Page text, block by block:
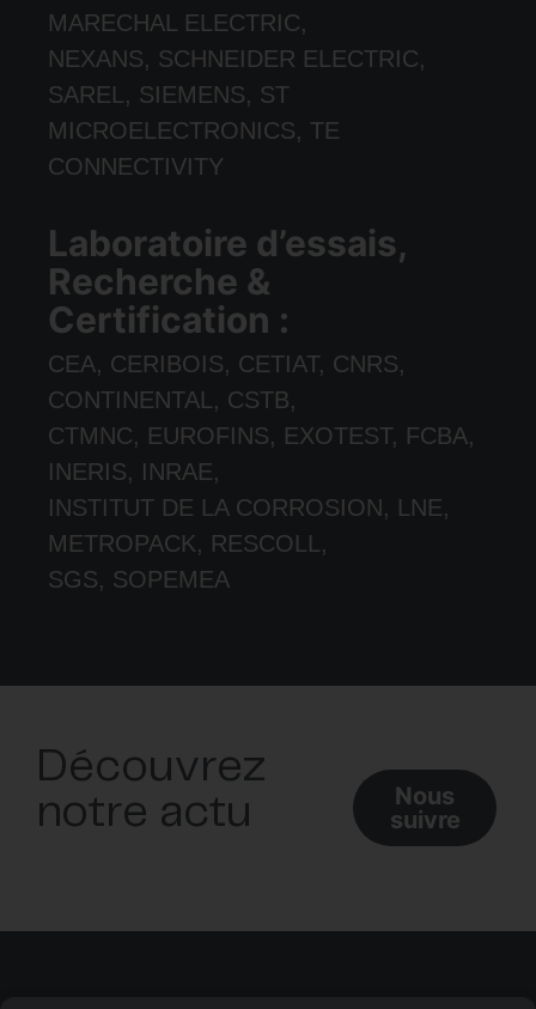
MARECHAL ELECTRIC,
NEXANS, SCHNEIDER ELECTRIC,
SAREL, SIEMENS, ST
MICROELECTRONICS, TE
CONNECTIVITY
Laboratoire d’essais,
Recherche &
Certification :
CEA, CERIBOIS, CETIAT, CNRS,
CONTINENTAL, CSTB,
CTMNC, EUROFINS, EXOTEST, FCBA,
INERIS, INRAE,
INSTITUT DE LA CORROSION, LNE,
METROPACK, RESCOLL,
SGS, SOPEMEA
Découvrez
notre actu
Nous
suivre